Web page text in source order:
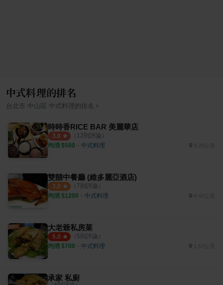
中式料理的排名
台北市 中山區 中式料理 的排名 ›
時時香RICE BAR 美麗華店
3.8 （ 12則評論）
均消 $500 ・ 中式料理 4.29公里
雙囍中餐廳 (維多麗亞酒店)
3.0 （ 7則評論）
均消 $1200 ・ 中式料理 4.47公里
大老爺私房菜
5.0 （ 5則評論）
均消 $700 ・ 中式料理 1.57公里
承家 私廚